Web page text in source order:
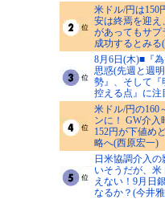
米ドル/円は150
安は終焉を迎え
があってもサプ
成功するとみる
8月6日(木)■『
思惑(先週と週
勢』、そして『
控える点』に注
米ドル/円の160
ンに！ GW介入
152円が下値め
略へ(西原宏一)
日米協調介入
いそうだが、
えない！9月日
なるか？(今井